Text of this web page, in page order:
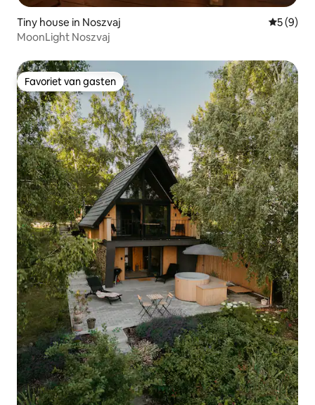
Tiny house in Noszvaj
5 (9)
MoonLight Noszvaj
Favoriet van gasten
Favoriet van gasten